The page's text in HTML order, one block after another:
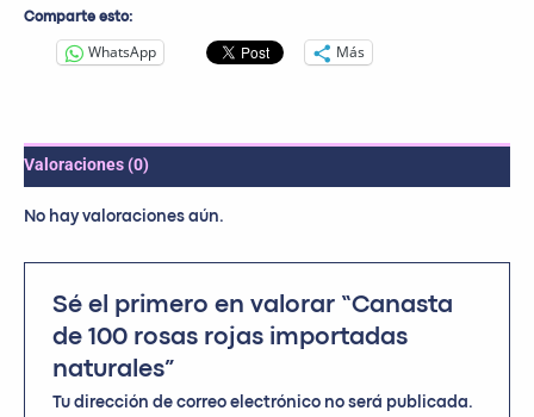
Comparte esto:
WhatsApp Más
Valoraciones (0)
No hay valoraciones aún.
Sé el primero en valorar “Canasta
de 100 rosas rojas importadas
naturales”
Tu dirección de correo electrónico no será publicada.